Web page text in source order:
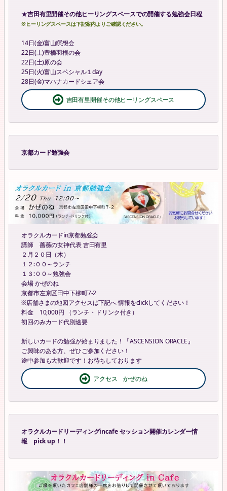
★吉田有里開催その他ヒーリングスペースでの開催する勉強会日程
※ヒーリングスペースは下記案内よりご確認ください。
14日(金)富山瞑想会
22日(土)豊橋羽根の会
22日(土)原の会
25日(火)富山スペシャル１day
28日(金)マハナカードシェア会
吉田有里開催その他ヒーリングスペース
京都カード勉強会
オラクルカードin京都勉強会
講師 薔薇の女神代表 吉田有里
２月２０日（木）
１２:００～ランチ
１３:００～勉強会
会場 かぜのね
京都市左京区田中下柳町7-2
※店舗さまの地図アクセスは下記へ 情報をclickしてください！
料金 10,000円 （ランチ・ドリンク付き）
初回のみカード代別途要
新しいカードの勉強が始まりました！「ASCENSION ORACLE」
ご興味のある方、ぜひご参加ください！
途中参加も大歓迎です！お待ちしております
アクセス かぜのね
オラクルカードリーディングincafe セッション開催カレンダー情
報 pick up！！